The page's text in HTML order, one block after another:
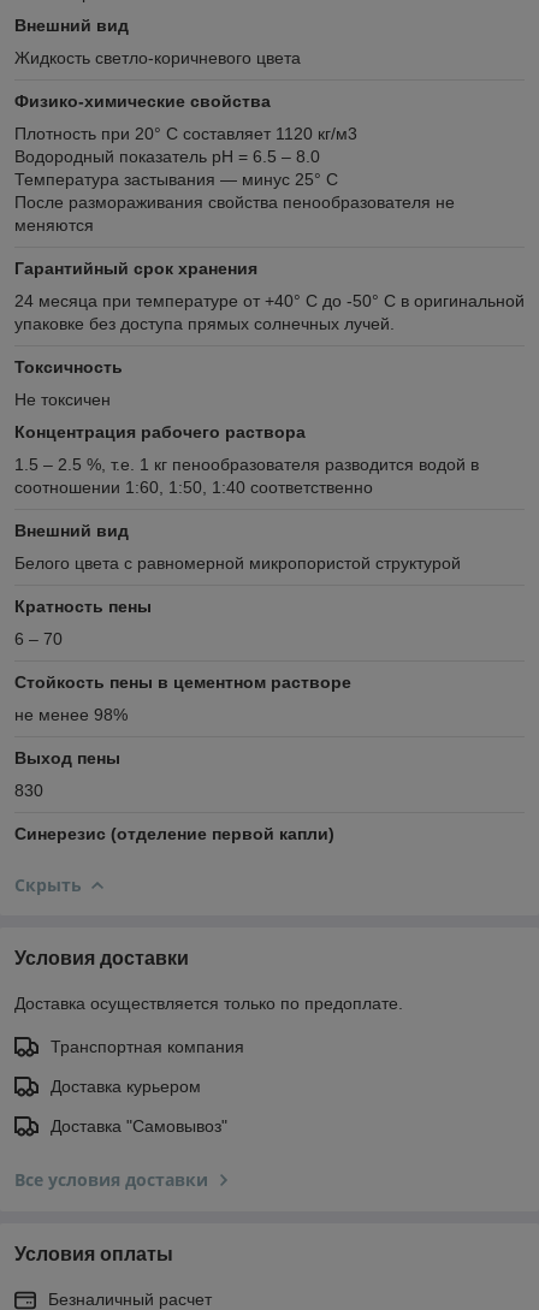
Внешний вид
Жидкость светло-коричневого цвета
Физико-химические свойства
Плотность при 20° С составляет 1120 кг/м3
Водородный показатель pH = 6.5 – 8.0
Температура застывания — минус 25° С
После размораживания свойства пенообразователя не
меняются
Гарантийный срок хранения
24 месяца при температуре от +40° С до -50° С в оригинальной
упаковке без доступа прямых солнечных лучей.
Токсичность
Не токсичен
Концентрация рабочего раствора
1.5 – 2.5 %, т.е. 1 кг пенообразователя разводится водой в
соотношении 1:60, 1:50, 1:40 соответственно
Внешний вид
Белого цвета с равномерной микропористой структурой
Кратность пены
6 – 70
Стойкость пены в цементном растворе
не менее 98%
Выход пены
830
Синерезис (отделение первой капли)
Скрыть
Условия доставки
Доставка осуществляется только по предоплате.
Транспортная компания
Доставка курьером
Доставка "Самовывоз"
Все условия доставки
Условия оплаты
Безналичный расчет